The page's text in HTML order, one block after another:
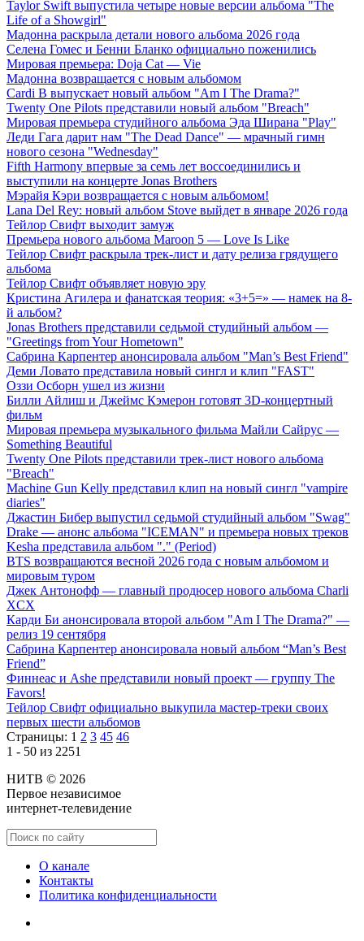
Taylor Swift выпустила четыре новые версии альбома "The
Life of a Showgirl"
Мадонна раскрыла детали нового альбома 2026 года
Селена Гомес и Бенни Бланко официально поженились
Мировая премьера: Doja Cat — Vie
Мадонна возвращается с новым альбомом
Cardi B выпускает новый альбом "Am I The Drama?"
Twenty One Pilots представили новый альбом "Breach"
Мировая премьера студийного альбома Эда Ширана "Play"
Леди Гага дарит нам "The Dead Dance" — мрачный гимн
нового сезона "Wednesday"
Fifth Harmony впервые за семь лет воссоединились и
выступили на концерте Jonas Brothers
Мэрайя Кэри возвращается с новым альбомом!
Lana Del Rey: новый альбом Stove выйдет в январе 2026 года
Тейлор Свифт выходит замуж
Премьера нового альбома Maroon 5 — Love Is Like
Тейлор Свифт раскрыла трек-лист и дату релиза грядущего
альбома
Тейлор Свифт объявляет новую эру
Кристина Агилера и фанатская теория: «3+5=» — намек на 8-
й альбом?
Jonas Brothers представили седьмой студийный альбом —
"Greetings from Your Hometown"
Сабрина Карпентер анонсировала альбом "Man’s Best Friend"
Деми Ловато представила новый сингл и клип "FAST"
Оззи Осборн ушел из жизни
Билли Айлиш и Джеймс Кэмерон готовят 3D-концертный
фильм
Мировая премьера музыкального фильма Майли Сайрус —
Something Beautiful
Twenty One Pilots представили трек-лист нового альбома
"Breach"
Machine Gun Kelly представил клип на новый сингл "vampire
diaries"
Джастин Бибер выпустил седьмой студийный альбом "Swag"
Drake — анонс альбома "ICEMAN" и премьера новых треков
Kesha представила альбом "." (Period)
BTS возвращаются весной 2026 года с новым альбомом и
мировым туром
Джек Антонофф — главный продюсер нового альбома Charli
XCX
Карди Би анонсировала второй альбом "Am I The Drama?" —
релиз 19 сентября
Сабрина Карпентер анонсировала новый альбом “Man’s Best
Friend”
Финнеас и Ashe представили новый проект — группу The
Favors!
Тейлор Свифт официально выкупила мастер-треки своих
первых шести альбомов
Страницы: 1 2 3 45 46
1 - 50 из 2251
НИТВ © 2026
Первое независимое
интернет-телевидение
О канале
Контакты
Политика конфиденциальности